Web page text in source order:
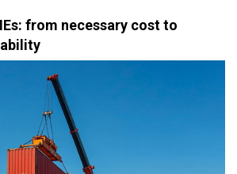
from necessary cost to